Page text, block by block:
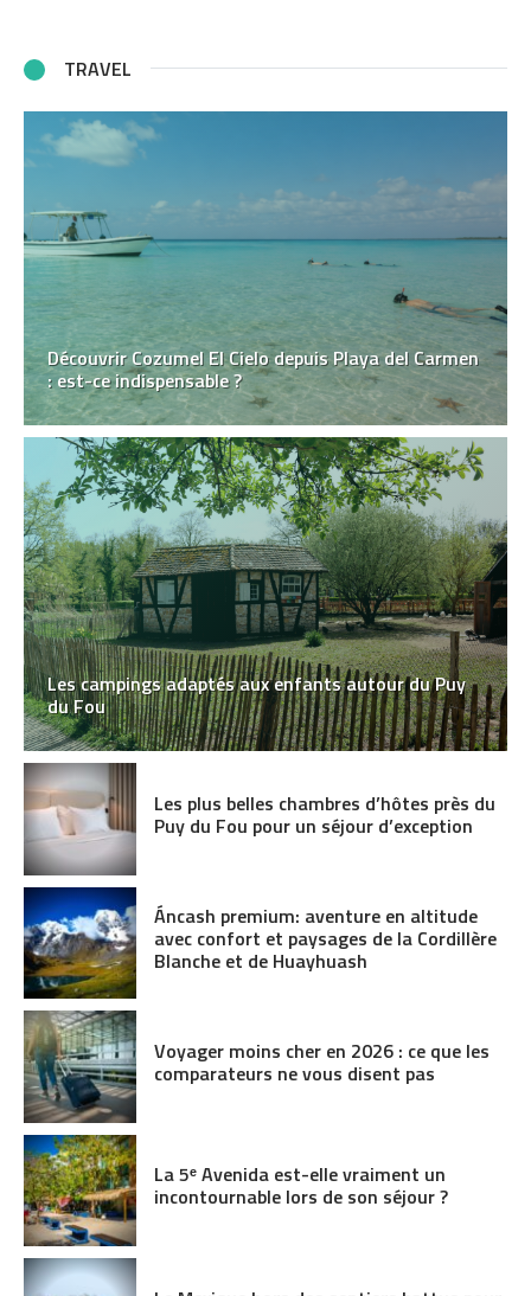
TRAVEL
Découvrir Cozumel El Cielo depuis Playa del Carmen
: est-ce indispensable ?
Les campings adaptés aux enfants autour du Puy
du Fou
Les plus belles chambres d’hôtes près du
Puy du Fou pour un séjour d’exception
Áncash premium: aventure en altitude
avec confort et paysages de la Cordillère
Blanche et de Huayhuash
Voyager moins cher en 2026 : ce que les
comparateurs ne vous disent pas
La 5ᵉ Avenida est-elle vraiment un
incontournable lors de son séjour ?